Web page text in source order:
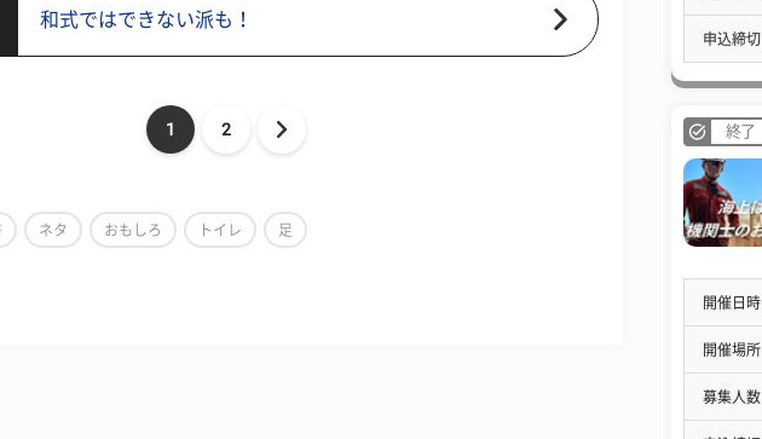
和式ではできない派も！
1 2
ネタ おもしろ トイレ 足
申込締切
終了
開催日時
開催場所
募集人数